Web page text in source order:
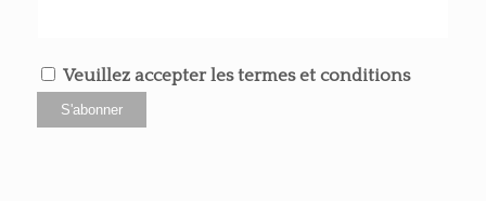
Veuillez accepter les termes et conditions